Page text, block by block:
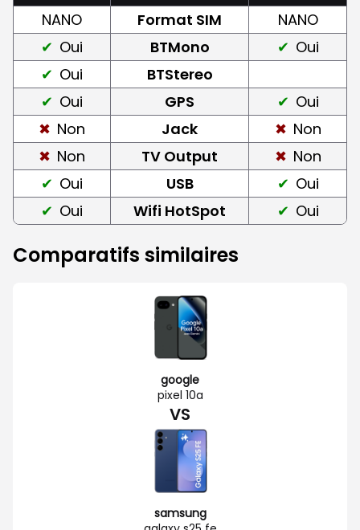
NANO Format SIM
NANO
Oui
BTMono
Oui
Oui
BTStereo
Oui
GPS
Oui
Non
Jack
Non
Non
TV Output
Non
Oui
USB
Oui
Oui
Wifi HotSpot Oui
Comparatifs similaires
google
pixel 10a
VS
samsung